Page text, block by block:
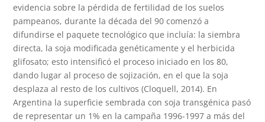
evidencia sobre la pérdida de fertilidad de los suelos
pampeanos, durante la década del 90 comenzó a
difundirse el paquete tecnológico que incluía: la siembra
directa, la soja modificada genéticamente y el herbicida
glifosato; esto intensificó el proceso iniciado en los 80,
dando lugar al proceso de sojización, en el que la soja
desplaza al resto de los cultivos (Cloquell, 2014). En
Argentina la superficie sembrada con soja transgénica pasó
de representar un 1% en la campaña 1996-1997 a más del